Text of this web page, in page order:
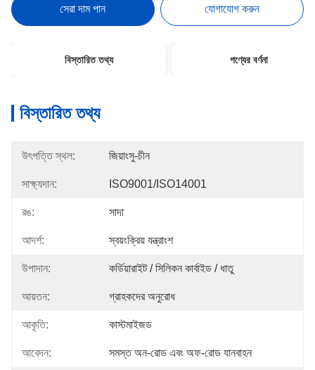
সেরা দাম পান যোগাযোগ করুন
বিস্তারিত তথ্য পণ্যের বর্ণনা
বিস্তারিত তথ্য
উৎপত্তি স্থল: জিয়াংসু-চীন
সাক্ষ্যদান: ISO9001/ISO14001
রঙ: সাদা
আদর্শ: স্বয়ংক্রিয় যন্ত্রাংশ
উপাদান: কর্ডিয়ারাইট / সিলিকন কার্বাইড / ধাতু
আয়তন: গ্রাহকদের অনুরোধ
আকৃতি: কাস্টমাইজড
আবেদন: সমস্ত অন-রোড এবং অফ-রোড যানবাহন